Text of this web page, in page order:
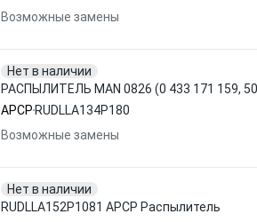
Возможные замены
Нет в наличии
РАСПЫЛИТЕЛЬ MAN 0826 (0 433 171 159, 50
APCP RUDLLA134P180
Возможные замены
Нет в наличии
RUDLLA152P1081 APCP Распылитель